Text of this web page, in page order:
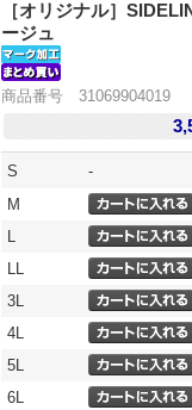
［オリジナル］
ージュ
商品番号 31069904019
S
-
M
L
LL
3L
4L
5L
6L